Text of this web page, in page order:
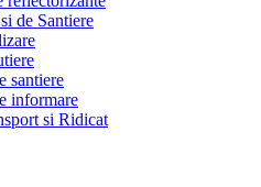
de Santiere
santiere
informare
si Ridicat